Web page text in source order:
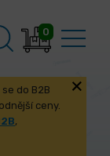
0
do B2B
ceny.
,